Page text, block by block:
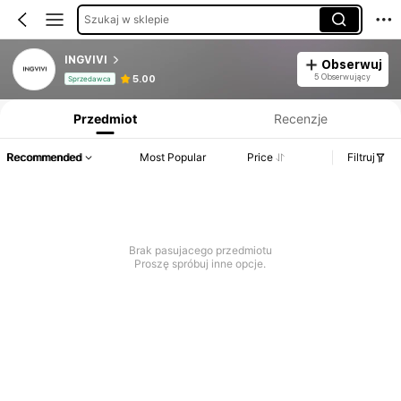
Szukaj w sklepie
INGVIVI
Sprzedawca 5.00
Obserwuj
5 Obserwujący
Przedmiot Recenzje
Recommended Most Popular Price Filtruj
Brak pasujacego przedmiotu
Proszę spróbuj inne opcje.